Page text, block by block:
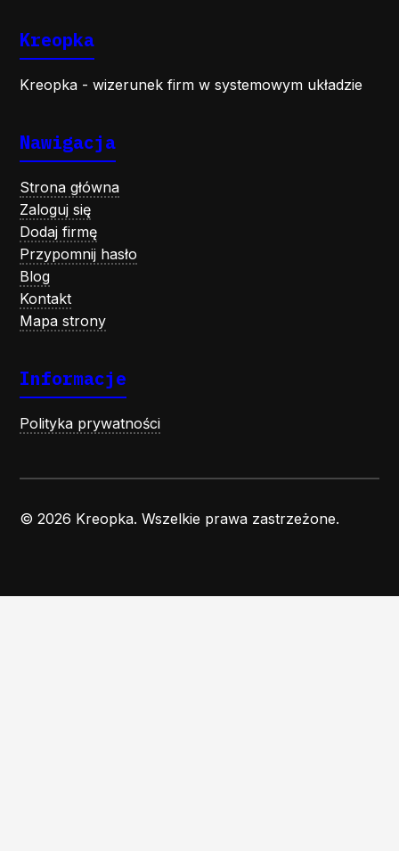
Kreopka
Kreopka - wizerunek firm w systemowym układzie
Nawigacja
Strona główna
Zaloguj się
Dodaj firmę
Przypomnij hasło
Blog
Kontakt
Mapa strony
Informacje
Polityka prywatności
© 2026 Kreopka. Wszelkie prawa zastrzeżone.